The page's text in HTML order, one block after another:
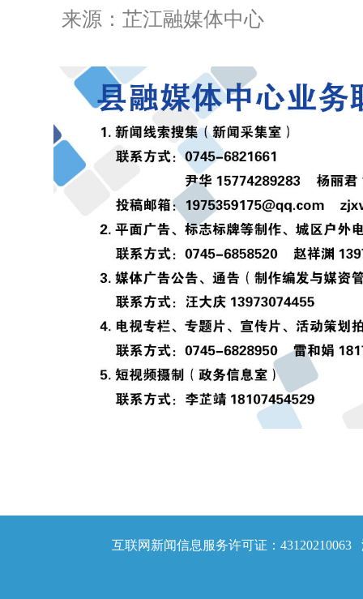
来源：芷江融媒体中心
互联网新闻信息服务许可证：43120210063